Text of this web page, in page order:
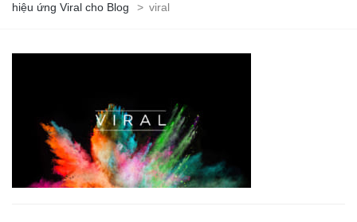
hiệu ứng Viral cho Blog
> viral